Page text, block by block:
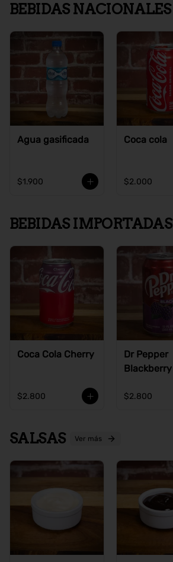
BEBIDAS NACIONALES
Agua gasificada
$1.900
Coca cola
$2.000
BEBIDAS IMPORTADAS
Coca Cola Cherry
$2.800
Dr Pepper
Blackberry
$2.800
SALSAS Ver más